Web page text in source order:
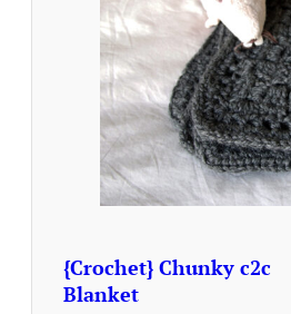
{Crochet} Chunky c2c
Blanket